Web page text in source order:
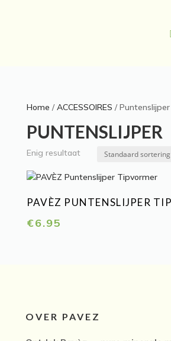
Home /ACCESSOIRES / Puntenslijper
PUNTENSLIJPER
Enig resultaat
PAVÈZ PUNTENSLIJPER
€6.95
OVER PAVEZ